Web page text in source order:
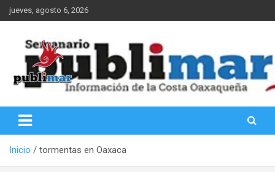
Saltar
al
jueves, agosto 6, 2026
PubliMar
Inicio tormentas en Oaxaca